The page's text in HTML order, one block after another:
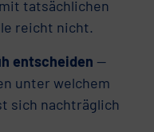
tatsächlichen
reicht nicht.
entscheiden —
unter welchem
sich nachträglich